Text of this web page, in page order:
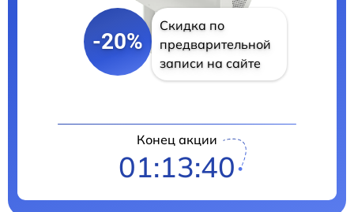
-20%
Скидка по
предварительной
записи на сайте
Конец акции
01:13:40